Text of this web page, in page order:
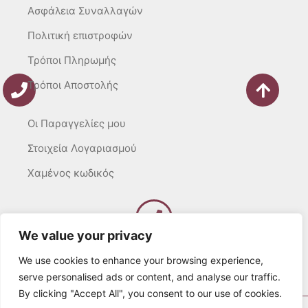
We value your privacy
We use cookies to enhance your browsing experience,
serve personalised ads or content, and analyse our traffic.
By clicking "Accept All", you consent to our use of cookies.
Ασφάλεια Συναλλαγών
Πολιτική επιστροφών
Τρόποι Πληρωμής
Τρόποι Αποστολής
Οι Παραγγελίες μου
Στοιχεία Λογαριασμού
Χαμένος κωδικός
Καλέστε μας
Δευτ – Τετ. – Σαβ. : 10:00 – 15:00
Τρίτ. – Πέμπτ. – Παρ. : 10:00 – 21:00